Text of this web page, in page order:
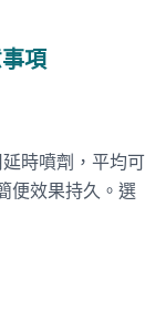
項
時噴劑，平均可
便效果持久。選